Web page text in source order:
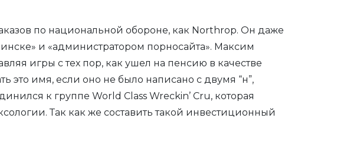
по национальной обороне, как Northrop. Он даже
и «администратором порносайта». Максим
игры с тех пор, как ушел на пенсию в качестве
это имя, если оно не было написано с двумя “н”,
к группе World Class Wreckin’ Cru, которая
Так как же составить такой инвестиционный